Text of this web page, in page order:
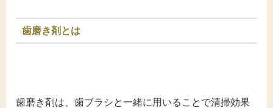
歯磨き剤とは
歯磨き剤は、歯ブラシと一緒に用いることで清掃効果